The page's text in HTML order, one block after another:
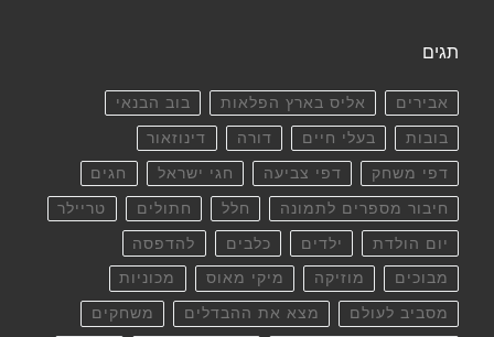
תגים
אבירים אליס בארץ הפלאות בוב הבנאי
בובות בעלי חיים דורה דינוזאור
דפי משחק דפי צביעה חגי ישראל חגים
חיבור מספרים לתמונה חלל חתולים טריילר
יום הולדת ילדים כלבים להדפסה
מבוכים מוזיקה מיקי מאוס מכוניות
מסביב לעולם מצא את ההבדלים משחקים